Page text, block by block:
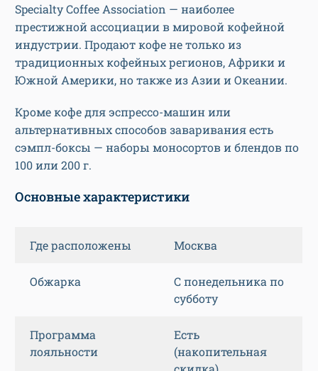
Specialty Coffee Association — наиболее
престижной ассоциации в мировой кофейной
индустрии. Продают кофе не только из
традиционных кофейных регионов, Африки и
Южной Америки, но также из Азии и Океании.
Кроме кофе для эспрессо-машин или
альтернативных способов заваривания есть
сэмпл-боксы — наборы моносортов и блендов по
100 или 200 г.
Основные характеристики
Где расположены Москва
Обжарка
С понедельника по
субботу
Программа
лояльности
Есть
(накопительная